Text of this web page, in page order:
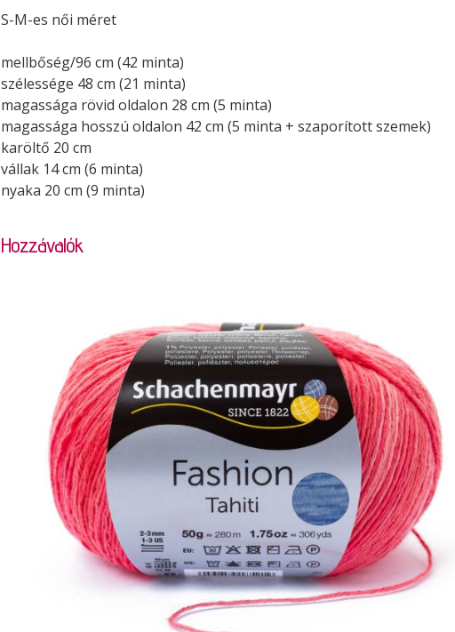
S-M-es női méret
mellbőség/96 cm (42 minta)
szélessége 48 cm (21 minta)
magassága rövid oldalon 28 cm (5 minta)
magassága hosszú oldalon 42 cm (5 minta + szaporított szemek)
karöltő 20 cm
vállak 14 cm (6 minta)
nyaka 20 cm (9 minta)
Hozzávalók